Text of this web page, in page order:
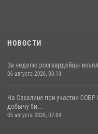
НОВОСТИ
За неделю росгвардейцы
06 августа 2026, 00:10
На Сахалине при участии
добычу би...
05 августа 2026, 07:04